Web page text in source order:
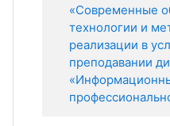
«Современные
технологии и
реализации в
преподавании